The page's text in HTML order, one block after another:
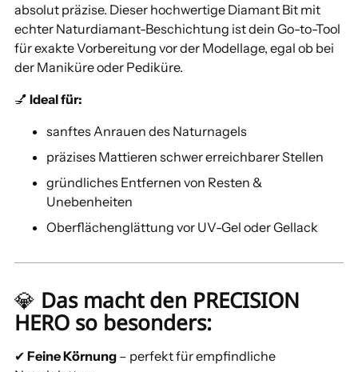
absolut präzise. Dieser hochwertige Diamant Bit mit
echter Naturdiamant-Beschichtung ist dein Go-to-Tool
für exakte Vorbereitung vor der Modellage, egal ob bei
der Maniküre oder Pediküre.
💅 Ideal für:
sanftes Anrauen des Naturnagels
präzises Mattieren schwer erreichbarer Stellen
gründliches Entfernen von Resten &
Unebenheiten
Oberflächenglättung vor UV-Gel oder Gellack
💎 Das macht den PRECISION
HERO so besonders:
✔ Feine Körnung – perfekt für empfindliche